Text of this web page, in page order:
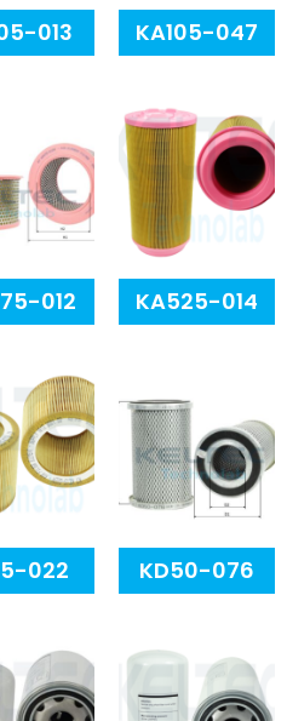
013 KA105-047
012 KA525-014
022 KD50-076